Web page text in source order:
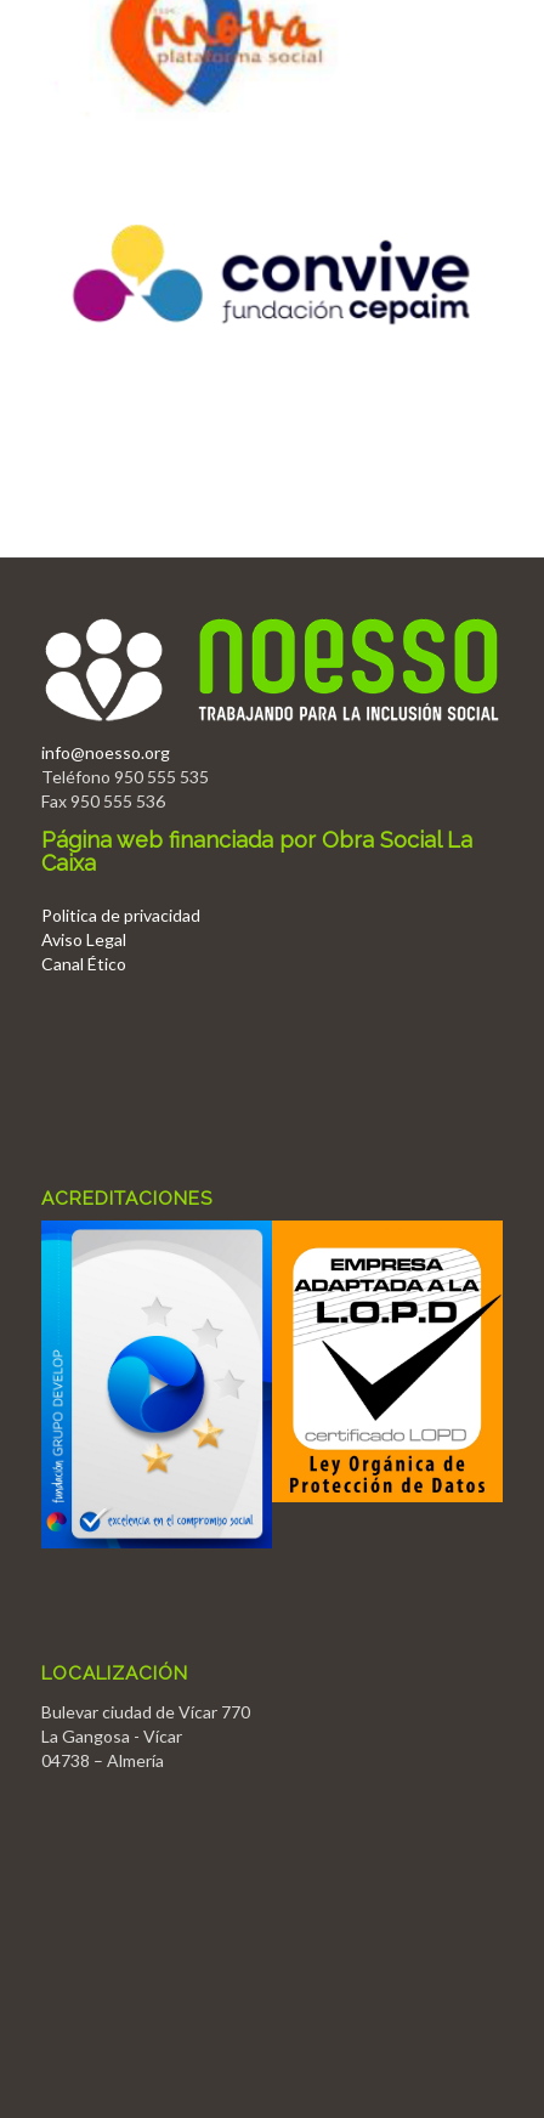
info@noesso.org
Teléfono 950 555 535
Fax 950 555 536
Página web financiada por Obra Social La
Caixa
Politica de privacidad
Aviso Legal
Canal Ético
ACREDITACIONES
LOCALIZACIÓN
Bulevar ciudad de Vícar 770
La Gangosa - Vícar
04738 – Almería